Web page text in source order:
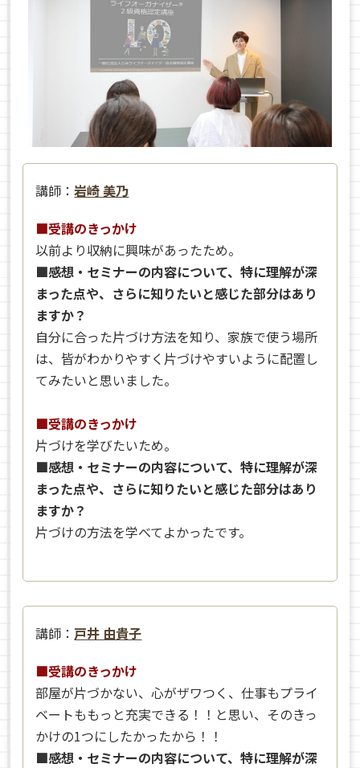
講師：岩崎 美乃
■受講のきっかけ
以前より収納に興味があったため。
■感想・セミナーの内容について、特に理解が深
まった点や、さらに知りたいと感じた部分はあり
ますか？
自分に合った片づけ方法を知り、家族で使う場所
は、皆がわかりやすく片づけやすいように配置し
てみたいと思いました。
■受講のきっかけ
片づけを学びたいため。
■感想・セミナーの内容について、特に理解が深
まった点や、さらに知りたいと感じた部分はあり
ますか？
片づけの方法を学べてよかったです。
講師： 戸井 由貴子
■受講のきっかけ
部屋が片づかない、心がザワつく、仕事もプライ
ベートももっと充実できる！！と思い、そのきっ
かけの1つにしたかったから！！
■感想・セミナーの内容について、特に理解が深